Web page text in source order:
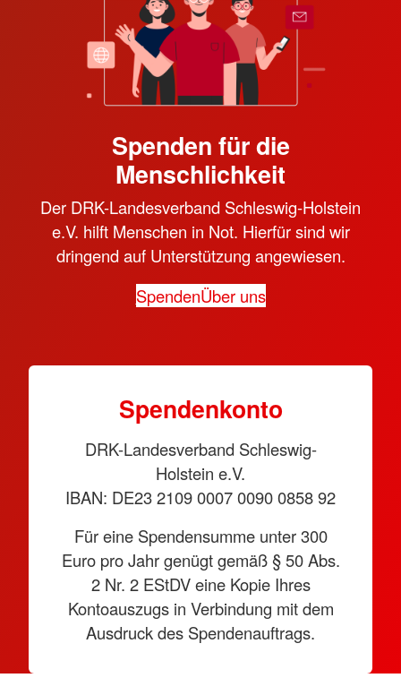
Spenden für die
Menschlichkeit
Der DRK-Landesverband Schleswig-Holstein
e.V. hilft Menschen in Not. Hierfür sind wir
dringend auf Unterstützung angewiesen.
SpendenÜber uns
Spendenkonto
DRK-Landesverband Schleswig-
Holstein e.V.
IBAN: DE23 2109 0007 0090 0858 92
Für eine Spendensumme unter 300
Euro pro Jahr genügt gemäß § 50 Abs.
2 Nr. 2 EStDV eine Kopie Ihres
Kontoauszugs in Verbindung mit dem
Ausdruck des Spendenauftrags.